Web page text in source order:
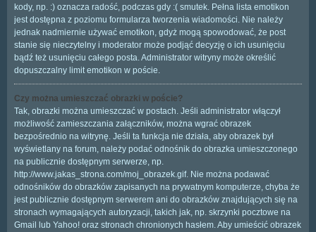
kody, np. :) oznacza radość, podczas gdy :( smutek. Pełna lista emotikon
jest dostępna z poziomu formularza tworzenia wiadomości. Nie należy
jednak nadmiernie używać emotikon, gdyż mogą spowodować, że post
stanie się nieczytelny i moderator może podjąć decyzję o ich usunięciu
bądź też usunięciu całego posta. Administrator witryny może określić
dopuszczalny limit emotikon w poście.
Czy można umieszczać obrazki w poście?
Tak, obrazki można umieszczać w postach. Jeśli administrator włączył
możliwość zamieszczania załączników, można wgrać obrazek
bezpośrednio na witrynę. Jeśli ta funkcja nie działa, aby obrazek był
wyświetlany na forum, należy podać odnośnik do obrazka umieszczonego
na publicznie dostępnym serwerze, np.
http://www.jakas_strona.com/moj_obrazek.gif. Nie można podawać
odnośników do obrazków zapisanych na prywatnym komputerze, chyba że
jest publicznie dostępnym serwerem ani do obrazków znajdujących się na
stronach wymagających autoryzacji, takich jak, np. skrzynki pocztowe na
Gmail lub Yahoo! oraz stronach chronionych hasłem. Aby umieścić obrazek